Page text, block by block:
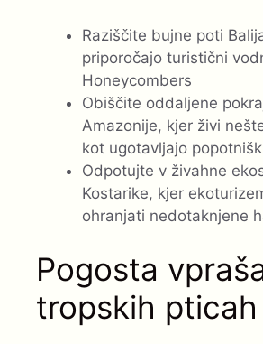
Raziščite bujne poti
priporočajo turistični
Honeycombers
Obiščite oddaljene
Amazonije, kjer živi
kot ugotavljajo
Odpotujte v živahne
Kostarike, kjer
ohranjati nedotaknjene
Pogosta
tropskih pticah